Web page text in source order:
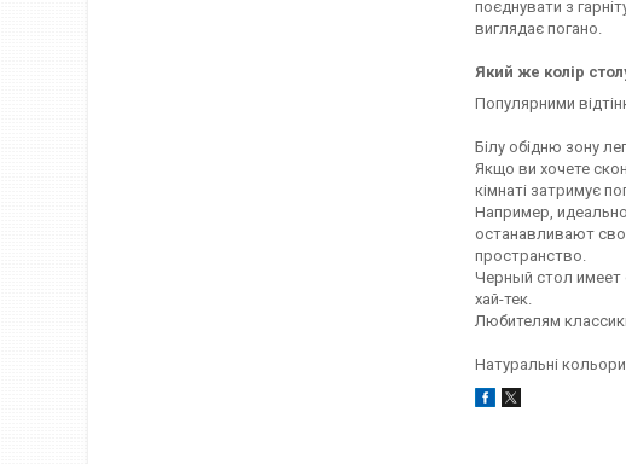
поєднувати з
виглядає погано.
Який же колір
Популярними
Білу обідню зону
Якщо ви хочете
кімнаті затримує
Например,
останавливают
пространство.
Черный стол имеет
хай-тек.
Любителям
Натуральні